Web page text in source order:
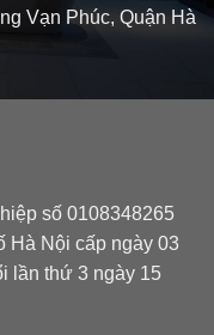
Vạn Phúc, Quận Hà
số 0108348265
Hà Nội cấp ngày 03
lần thứ 3 ngày 15